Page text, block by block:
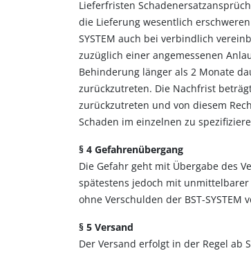
Lieferfristen
die Lieferung wesentlich
SYSTEM auch bei verbindlich
zuzüglich einer angemessenen
Behinderung länger als 2 Monate
zurückzutreten. Die Nachfrist
zurückzutreten und von diesem
Schaden im einzelnen zu
§ 4 Gefahrenübergang
Die Gefahr geht mit Übergabe des
spätestens jedoch mit
ohne Verschulden der BST-
§ 5 Versand
Der Versand erfolgt in der Regel ab